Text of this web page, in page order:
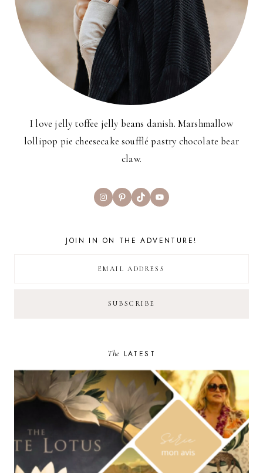
I love jelly toffee jelly beans danish. Marshmallow
lollipop pie cheesecake soufflé pastry chocolate bear
claw.
InstagramPinterest
TikTokYouTube
JOIN IN ON THE ADVENTURE!
The LATEST